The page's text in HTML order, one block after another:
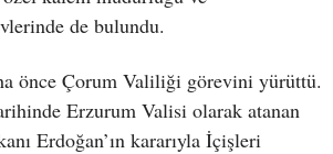
de bulundu.
önce Çorum Valiliği görevini yürüttü.
Erzurum Valisi olarak atanan
Erdoğan’ın kararıyla İçişleri